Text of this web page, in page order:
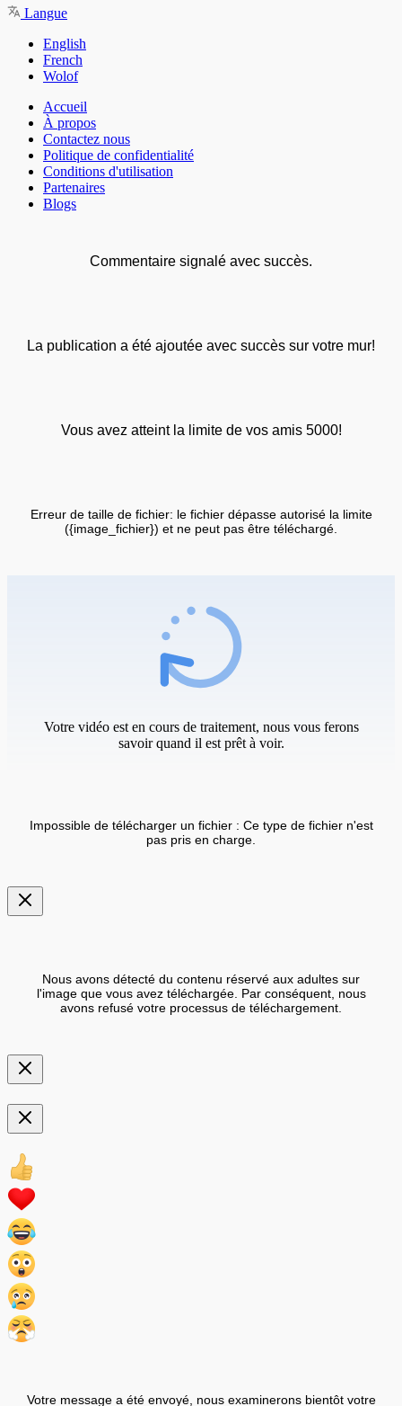
Langue
English
French
Wolof
Accueil
À propos
Contactez nous
Politique de confidentialité
Conditions d'utilisation
Partenaires
Blogs
Commentaire signalé avec succès.
La publication a été ajoutée avec succès sur votre mur!
Vous avez atteint la limite de vos amis 5000!
Erreur de taille de fichier: le fichier dépasse autorisé la limite
({image_fichier}) et ne peut pas être téléchargé.
Votre vidéo est en cours de traitement, nous vous ferons
savoir quand il est prêt à voir.
Impossible de télécharger un fichier : Ce type de fichier n'est
pas pris en charge.
Nous avons détecté du contenu réservé aux adultes sur
l'image que vous avez téléchargée. Par conséquent, nous
avons refusé votre processus de téléchargement.
Votre message a été envoyé, nous examinerons bientôt votre